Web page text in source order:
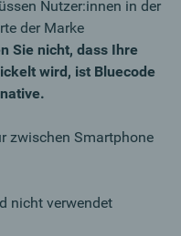
Nutzer:innen in der
der Marke
Sie nicht, dass Ihre
wird, ist Bluecode
zwischen Smartphone
nicht verwendet